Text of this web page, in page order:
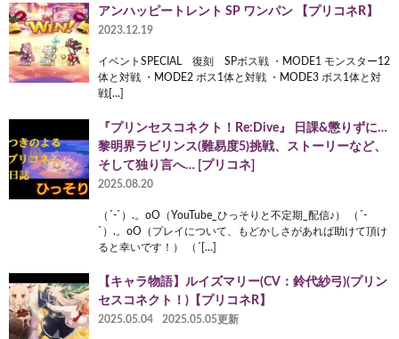
アンハッピートレント SP ワンパン 【プリコネR】
2023.12.19
イベントSPECIAL 復刻 SPボス戦 ・MODE1 モンスター12
体と対戦 ・MODE2 ボス1体と対戦 ・MODE3 ボス1体と対
戦[…]
『プリンセスコネクト！Re:Dive』 日課&懲りずに…
黎明界ラビリンス(難易度5)挑戦、ストーリーなど、
そして独り言へ… [プリコネ]
2025.08.20
（´-`）.。oO（YouTube_ひっそりと不定期_配信♪） （´-
`）.。oO（プレイについて、もどかしさがあれば助けて頂け
ると幸いです！） （´[…]
【キャラ物語】ルイズマリー(CV：鈴代紗弓)(プリン
セスコネクト！)【プリコネR】
2025.05.04 2025.05.05更新